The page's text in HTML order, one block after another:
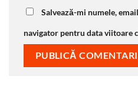
Salvează-mi numele,
navigator pentru data viitoare